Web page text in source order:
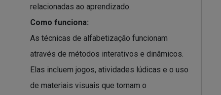
relacionadas ao aprendizado.
Como funciona:
As técnicas de alfabetização funcionam
através de métodos interativos e dinâmicos.
Elas incluem jogos, atividades lúdicas e o uso
de materiais visuais que tornam o